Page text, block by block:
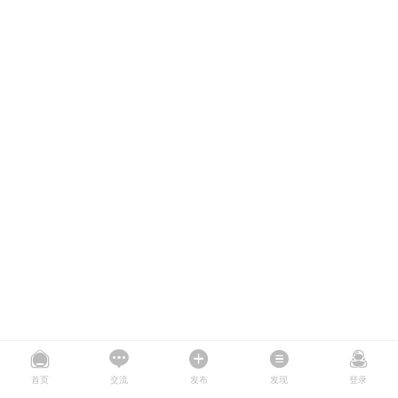
首页 交流 发布 发现 登录